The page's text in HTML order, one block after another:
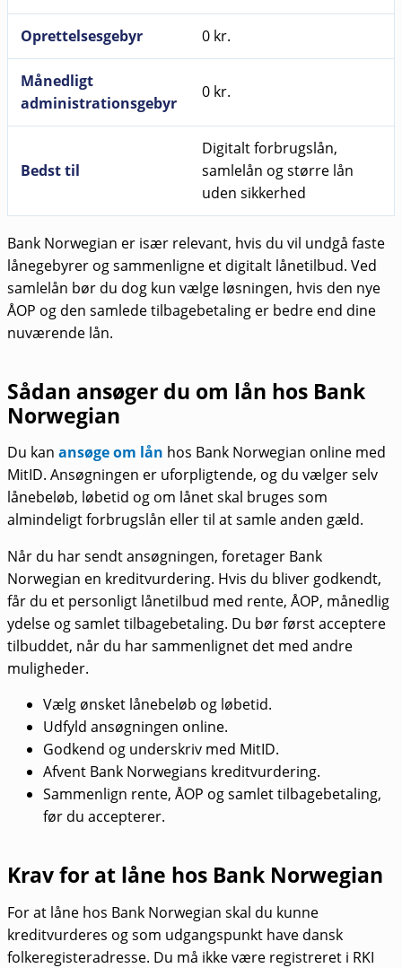
Oprettelsesgebyr 0 kr.
Månedligt
administrationsgebyr
0 kr.
Bedst til
Digitalt forbrugslån,
samlelån og større lån
uden sikkerhed
Bank Norwegian er især relevant, hvis du vil undgå faste
lånegebyrer og sammenligne et digitalt lånetilbud. Ved
samlelån bør du dog kun vælge løsningen, hvis den nye
ÅOP og den samlede tilbagebetaling er bedre end dine
nuværende lån.
Sådan ansøger du om lån hos Bank
Norwegian
Du kan ansøge om lån hos Bank Norwegian online med
MitID. Ansøgningen er uforpligtende, og du vælger selv
lånebeløb, løbetid og om lånet skal bruges som
almindeligt forbrugslån eller til at samle anden gæld.
Når du har sendt ansøgningen, foretager Bank
Norwegian en kreditvurdering. Hvis du bliver godkendt,
får du et personligt lånetilbud med rente, ÅOP, månedlig
ydelse og samlet tilbagebetaling. Du bør først acceptere
tilbuddet, når du har sammenlignet det med andre
muligheder.
Vælg ønsket lånebeløb og løbetid.
Udfyld ansøgningen online.
Godkend og underskriv med MitID.
Afvent Bank Norwegians kreditvurdering.
Sammenlign rente, ÅOP og samlet tilbagebetaling,
før du accepterer.
Krav for at låne hos Bank Norwegian
For at låne hos Bank Norwegian skal du kunne
kreditvurderes og som udgangspunkt have dansk
folkeregisteradresse. Du må ikke være registreret i RKI